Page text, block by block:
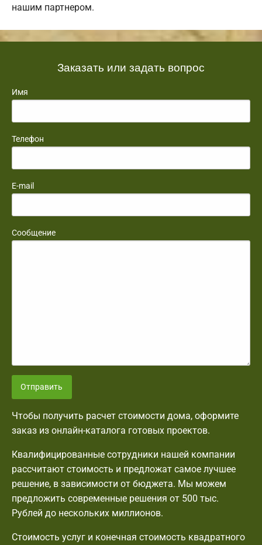
нашим партнером.
Заказать или задать вопрос
Имя
Телефон
E-mail
Сообщение
Отправить
Чтобы получить расчет стоимости дома, оформите
заказ из онлайн-каталога готовых проектов.
Квалифицированные сотрудники нашей компании
рассчитают стоимость и предложат самое лучшее
решение, в зависимости от бюджета. Мы можем
предложить современные решения от 500 тыс.
Рублей до нескольких миллионов.
Стоимость услуг и конечная стоимость квадратного